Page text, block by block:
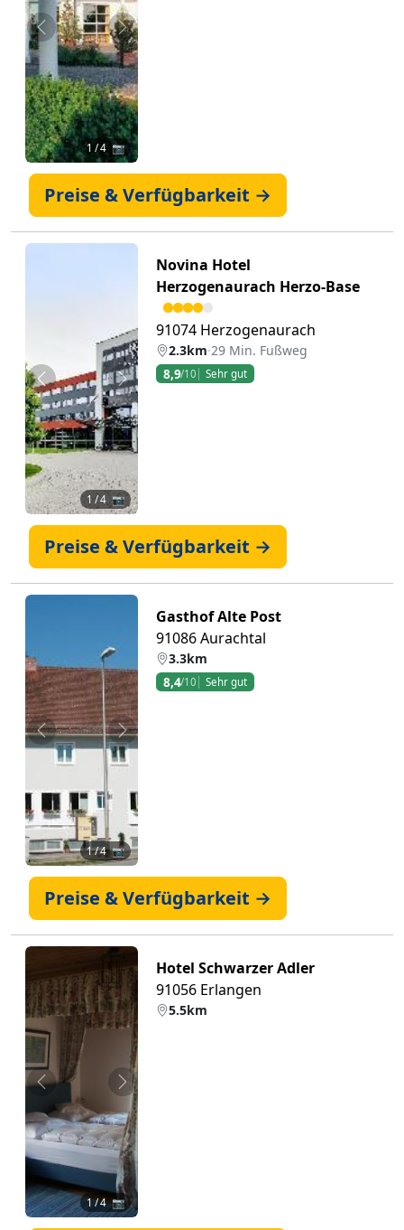
Zurück Weiter
1 / 4 📷
Preise & Verfügbarkeit →
Zurück Weiter
1 / 4 📷
Novina Hotel
Herzogenaurach Herzo-Base
91074 Herzogenaurach
2.3km·29 Min. Fußweg
8,9/10 Sehr gut
Preise & Verfügbarkeit →
Zurück Weiter
1/ 4 📷
Gasthof Alte Post
91086 Aurachtal
3.3km
8,4/10 Sehr gut
Preise & Verfügbarkeit →
Zurück Weiter
1/ 4 📷
Hotel Schwarzer Adler
91056 Erlangen
5.5km